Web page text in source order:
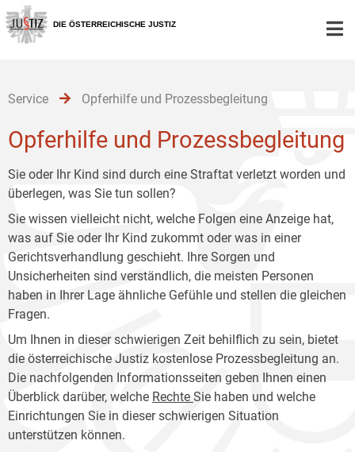
Zur
Hauptnavigation
[1]
Zum
Inhalt
[2]
Zum
Untermenü
[3]
DIE ÖSTERREICHISCHE JUSTIZ
Service Opferhilfe und Prozessbegleitung
Opferhilfe und Prozessbegleitung
Sie oder Ihr Kind sind durch eine Straftat verletzt worden und
überlegen, was Sie tun sollen?
Sie wissen vielleicht nicht, welche Folgen eine Anzeige hat,
was auf Sie oder Ihr Kind zukommt oder was in einer
Gerichtsverhandlung geschieht. Ihre Sorgen und
Unsicherheiten sind verständlich, die meisten Personen
haben in Ihrer Lage ähnliche Gefühle und stellen die gleichen
Fragen.
Um Ihnen in dieser schwierigen Zeit behilflich zu sein, bietet
die österreichische Justiz kostenlose Prozessbegleitung an.
Die nachfolgenden Informationsseiten geben Ihnen einen
Überblick darüber, welche Rechte Sie haben und welche
Einrichtungen Sie in dieser schwierigen Situation
unterstützen können.